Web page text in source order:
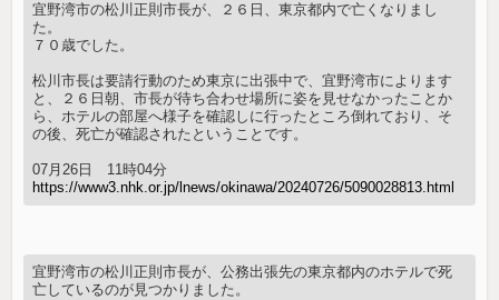
宜野湾市の松川正則市長が、２６日、東京都内で亡くなりまし
た。
７０歳でした。
松川市長は要請行動のため東京に出張中で、宜野湾市によります
と、２６日朝、市長が待ち合わせ場所に姿を見せなかったことか
ら、ホテルの部屋へ様子を確認しに行ったところ倒れており、そ
の後、死亡が確認されたということです。
07月26日 11時04分
https://www3.nhk.or.jp/lnews/okinawa/20240726/5090028813.html
宜野湾市の松川正則市長が、公務出張先の東京都内のホテルで死
亡しているのが見つかりました。